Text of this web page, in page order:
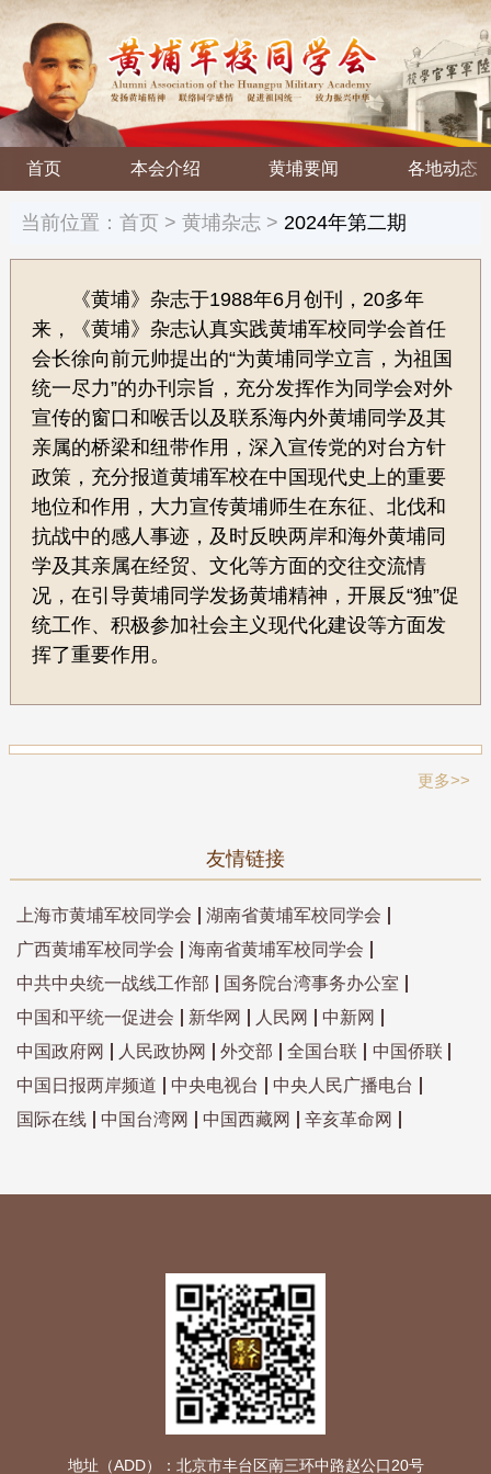
首页 本会介绍 黄埔要闻 各地动态
当前位置：首页 >黄埔杂志 >2024年第二期
《黄埔》杂志于1988年6月创刊，20多年
来，《黄埔》杂志认真实践黄埔军校同学会首任
会长徐向前元帅提出的“为黄埔同学立言，为祖国
统一尽力”的办刊宗旨，充分发挥作为同学会对外
宣传的窗口和喉舌以及联系海内外黄埔同学及其
亲属的桥梁和纽带作用，深入宣传党的对台方针
政策，充分报道黄埔军校在中国现代史上的重要
地位和作用，大力宣传黄埔师生在东征、北伐和
抗战中的感人事迹，及时反映两岸和海外黄埔同
学及其亲属在经贸、文化等方面的交往交流情
况，在引导黄埔同学发扬黄埔精神，开展反“独”促
统工作、积极参加社会主义现代化建设等方面发
挥了重要作用。
更多>>
友情链接
上海市黄埔军校同学会
湖南省黄埔军校同学会
广西黄埔军校同学会
海南省黄埔军校同学会
中共中央统一战线工作部
国务院台湾事务办公室
中国和平统一促进会
新华网 人民网
中新网
中国政府网
人民政协网 外交部 全国台联
中国侨联
中国日报两岸频道
中央电视台
中央人民广播电台
国际在线
中国台湾网 中国西藏网 辛亥革命网
地址（ADD）：北京市丰台区南三环中路赵公口20号